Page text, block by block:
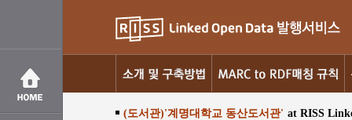
(도서관)'계명대학교 동산도서관' at RISS